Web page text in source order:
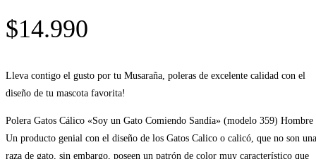
$14.990
Lleva contigo el gusto por tu Musaraña, poleras de excelente calidad con el
diseño de tu mascota favorita!
Polera Gatos Cálico «Soy un Gato Comiendo Sandía» (modelo 359) Hombre
Un producto genial con el diseño de los Gatos Calico o calicó, que no son una
raza de gato, sin embargo, poseen un patrón de color muy característico que